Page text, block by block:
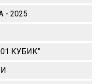
- 2025
КУБИК"